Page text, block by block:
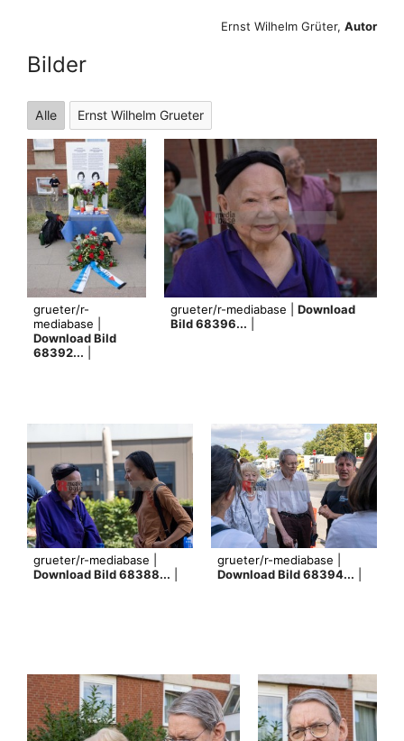
Ernst Wilhelm Grüter, Autor
Bilder
Alle Ernst Wilhelm Grueter
grueter/r-
mediabase |
Download Bild
68392...
grueter/r-mediabase | Download
Bild 68396...
grueter/r-mediabase |
Download Bild 68388...
grueter/r-mediabase |
Download Bild 68394...